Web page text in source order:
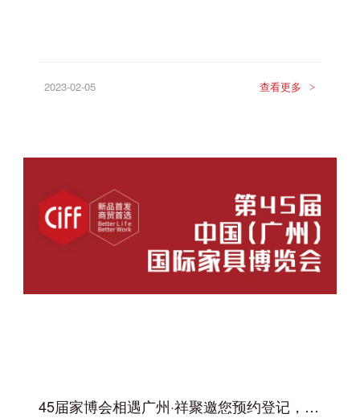
2023-02-05 查看更多 >
45届家博会相遇广州·祥聚邀您预约登记，快速入场！